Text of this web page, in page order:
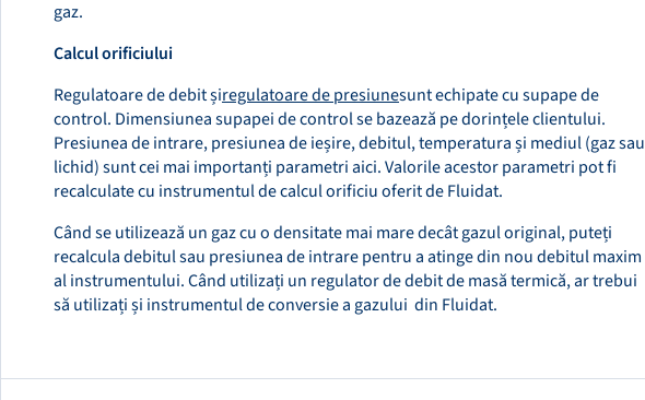
gaz.
Calcul orificiului
Regulatoare de debit șiregulatoare de presiunesunt echipate cu supape de
control. Dimensiunea supapei de control se bazează pe dorințele clientului.
Presiunea de intrare, presiunea de ieșire, debitul, temperatura și mediul (gaz sau
lichid) sunt cei mai importanți parametri aici. Valorile acestor parametri pot fi
recalculate cu instrumentul de calcul orificiu oferit de Fluidat.
Când se utilizează un gaz cu o densitate mai mare decât gazul original, puteți
recalcula debitul sau presiunea de intrare pentru a atinge din nou debitul maxim
al instrumentului. Când utilizați un regulator de debit de masă termică, ar trebui
să utilizați și instrumentul de conversie a gazului din Fluidat.